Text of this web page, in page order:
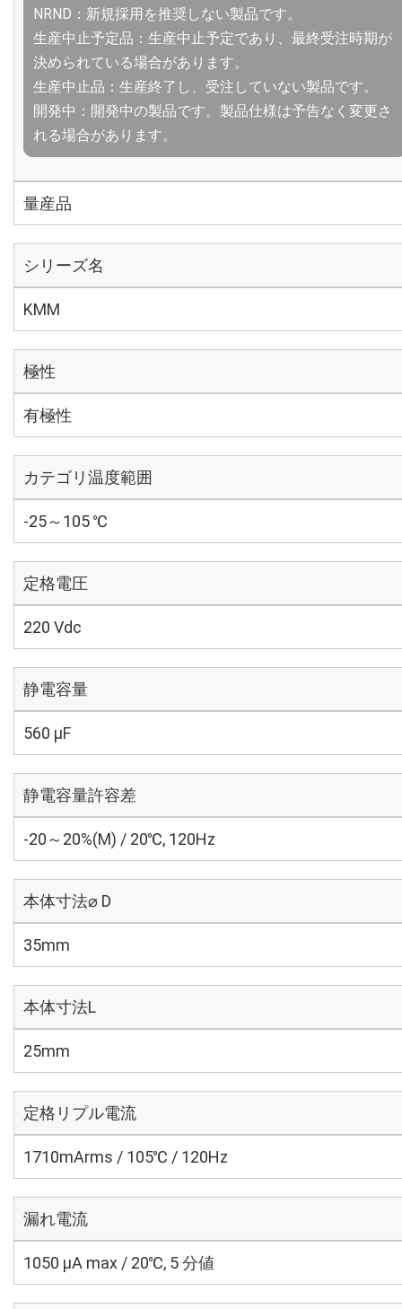
NRND：新規採用を推奨しない製品です。
生産中止予定品：生産中止予定であり、最終受注時期が
決められている場合があります。
生産中止品：生産終了し、受注していない製品です。
開発中：開発中の製品です。製品仕様は予告なく変更さ
れる場合があります。
量産品
シリーズ名
KMM
極性
有極性
カテゴリ温度範囲
-25～105 ℃
定格電圧
220 Vdc
静電容量
560 µF
静電容量許容差
-20～20%(M) / 20℃, 120Hz
本体寸法⌀ D
35mm
本体寸法L
25mm
定格リプル電流
1710mArms / 105℃ / 120Hz
漏れ電流
1050 μA max / 20℃, 5 分値